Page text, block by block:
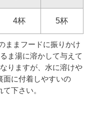
4杯 5杯
ままフードに振りかけ
ま湯に溶かして与えて
りますが、水に溶けや
面に付着しやすいの
下さい。